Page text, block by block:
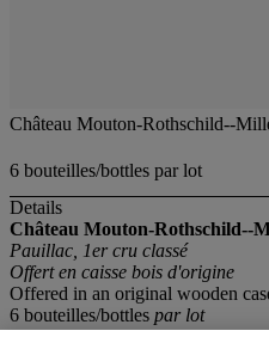
Château Mouton-Rothschild--
6 bouteilles/bottles par lot
Details
Château Mouton-Rothschild--
Pauillac, 1er cru classé
Offert en caisse bois d'origine
Offered in an original wooden
6 bouteilles/bottles par lot